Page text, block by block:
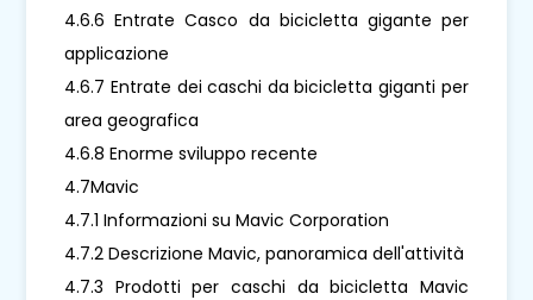
4.6.6 Entrate Casco da bicicletta gigante per
applicazione
4.6.7 Entrate dei caschi da bicicletta giganti per
area geografica
4.6.8 Enorme sviluppo recente
4.7Mavic
4.7.1 Informazioni su Mavic Corporation
4.7.2 Descrizione Mavic, panoramica dell'attività
4.7.3 Prodotti per caschi da bicicletta Mavic